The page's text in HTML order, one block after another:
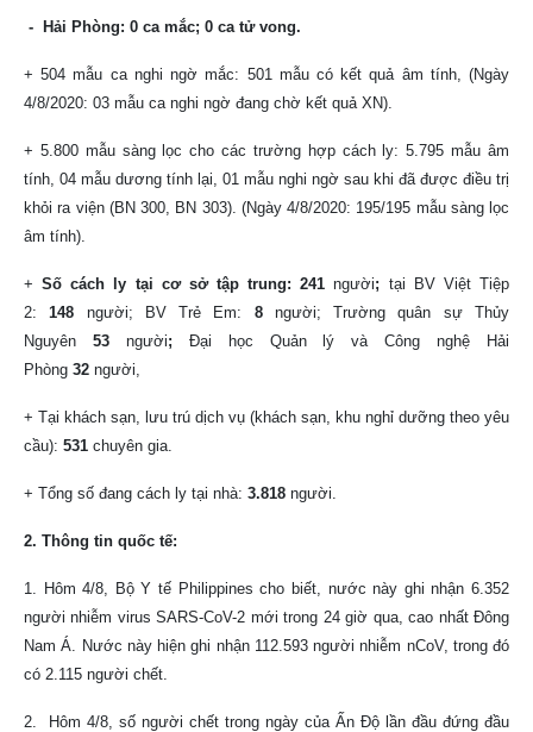
- Hải Phòng: 0 ca mắc; 0 ca tử vong.
+ 504 mẫu ca nghi ngờ mắc: 501 mẫu có kết quả âm tính, (Ngày
4/8/2020: 03 mẫu ca nghi ngờ đang chờ kết quả XN).
+ 5.800 mẫu sàng lọc cho các trường hợp cách ly: 5.795 mẫu âm
tính, 04 mẫu dương tính lại, 01 mẫu nghi ngờ sau khi đã được điều trị
khỏi ra viện (BN 300, BN 303). (Ngày 4/8/2020: 195/195 mẫu sàng lọc
âm tính).
+Số cách ly tại cơ sở tập trung: 241người; tại BV Việt Tiệp
2:148 người; BV Trẻ Em: 8 người;
Trường quân sự Thủy
Nguyên 53 người; Đại học Quản lý và Công nghệ Hải
Phòng 32 người,
+ Tại khách sạn, lưu trú dịch vụ (khách sạn, khu nghỉ dưỡng theo yêu
cầu): 531 chuyên gia.
+ Tổng số đang cách ly tại nhà: 3.818 người.
2. Thông tin quốc tế:
1. Hôm 4/8, Bộ Y tế Philippines cho biết, nước này ghi nhận 6.352
người nhiễm virus SARS-CoV-2 mới trong 24 giờ qua, cao nhất Đông
Nam Á. Nước này hiện ghi nhận 112.593 người nhiễm nCoV, trong đó
có 2.115 người chết.
2. Hôm 4/8, số người chết trong ngày của Ấn Độ lần đầu đứng đầu